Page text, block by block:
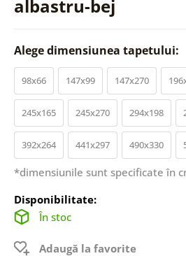
albastru-bej
Alege dimensiunea tapetului:
98x66 147x99 147x270
245x165 245x270 294x198
392x264 441x297 490x330
*dimensiunile sunt specificate în
Disponibilitate:
În stoc
Adaugă la favorite